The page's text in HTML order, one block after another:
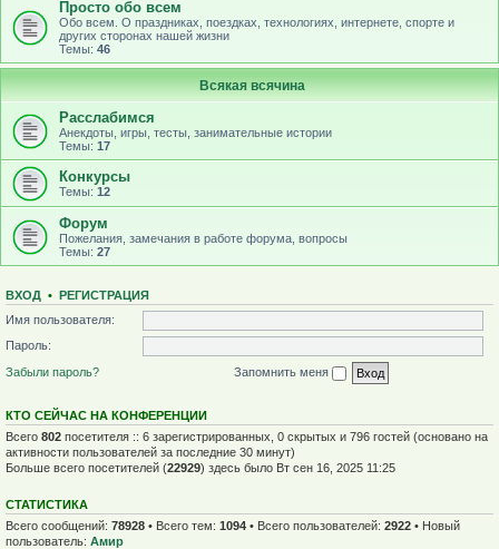
Просто обо всем
Обо всем. О праздниках, поездках, технологиях, интернете, спорте и
других сторонах нашей жизни
Темы: 46
Всякая всячина
Расслабимся
Анекдоты, игры, тесты, занимательные истории
Темы: 17
Конкурсы
Темы: 12
Форум
Пожелания, замечания в работе форума, вопросы
Темы: 27
ВХОД • РЕГИСТРАЦИЯ
Имя пользователя:
Пароль:
Забыли пароль?
Запомнить меня
КТО СЕЙЧАС НА КОНФЕРЕНЦИИ
Всего 802 посетителя :: 6 зарегистрированных, 0 скрытых и 796 гостей (основано на
активности пользователей за последние 30 минут)
Больше всего посетителей (22929) здесь было Вт сен 16, 2025 11:25
СТАТИСТИКА
Всего сообщений: 78928 • Всего тем: 1094 • Всего пользователей: 2922 • Новый
пользователь: Амир